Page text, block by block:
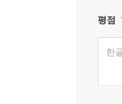
평점
한